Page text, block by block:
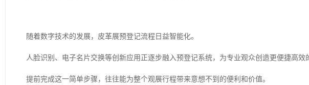
随着数字技术的发展，皮革展预登记流程日益智能化。
人脸识别、电子名片交换等创新应用正逐步融入预登记系统，为专业观众创造更便捷高效
提前完成这一简单步骤，往往能为整个观展行程带来意想不到的便利和价值。